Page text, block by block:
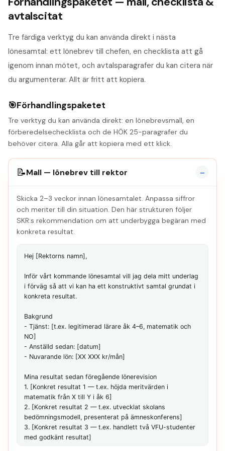
avtalscitat
Tre färdiga verktyg du kan använda direkt i nästa
lönesamtal: ett lönebrev till chefen, en checklista att gå
igenom innan mötet, och avtalsparagrafer du kan citera när
du argumenterar. Allt är fritt att kopiera.
🎯Förhandlingspaketet
Tre verktyg du kan använda direkt: en lönebrevs­mall, en
förberedelse­checklista och de HÖK 25-paragrafer du
behöver citera. Alla går att kopiera med ett klick.
📝Mall — lönebrev till rektor −
Skicka 2–3 veckor innan lönesamtalet. Anpassa siffror
och meriter till din situation. Den här strukturen följer
SKR:s rekommendation om att underbygga begäran med
konkreta resultat.
Hej [Rektorns namn],
Inför vårt kommande lönesamtal vill jag dela mitt underlag
i förväg så att vi kan ha ett konstruktivt samtal grundat i
konkreta resultat.
Bakgrund
- Tjänst: [t.ex. legitimerad lärare åk 4–6, matematik och
NO]
- Anställd sedan: [datum]
- Nuvarande lön: [XX XXX kr/mån]
Mina resultat sedan föregående lönerevision
1. [Konkret resultat 1 — t.ex. höjda meritvärden i
matematik från X till Y i åk 6]
2. [Konkret resultat 2 — t.ex. utvecklat skolans
bedömningsmodell, presenterat på ämneskonferens]
3. [Konkret resultat 3 — t.ex. handlett två VFU-studenter
med godkänt resultat]